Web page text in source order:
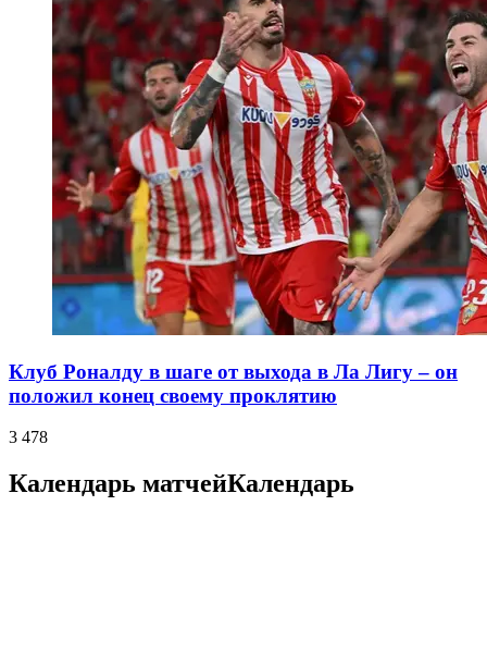
Клуб Роналду в шаге от выхода в Ла Лигу – он
положил конец своему проклятию
3 478
Календарь матчейКалендарь